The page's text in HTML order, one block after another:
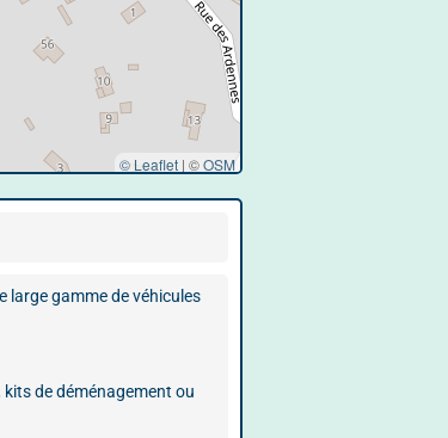
© Leaflet | ©OSM
large gamme de véhicules
de déménagement ou